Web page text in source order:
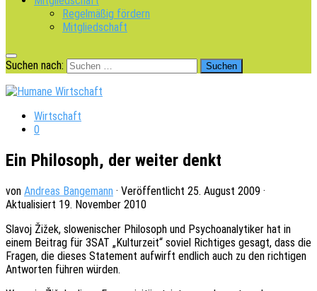
Regelmäßig fördern
Mitgliedschaft
Suchen nach:
Wirtschaft
0
Ein Philosoph, der weiter denkt
von Andreas Bangemann · Veröffentlicht 25. August 2009 ·
Aktualisiert 19. November 2010
Slavoj Žižek, slowe­ni­scher Philo­soph und Psycho­ana­ly­ti­ker hat in
einem Beitrag für 3SAT „Kultur­zeit“ soviel Rich­ti­ges gesagt, dass die
Fragen, die dieses State­ment aufwirft endlich auch zu den rich­ti­gen
Antwor­ten führen würden.